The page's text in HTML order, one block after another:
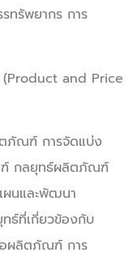
ทรัพยากร การ
(Product and Price
ภัณฑ์ การจัดแบ่ง
กลยุทธ์ผลิตภัณฑ์
ผนและพัฒนา
ธ์ที่เกี่ยวข้องกับ
อผลิตภัณฑ์ การ